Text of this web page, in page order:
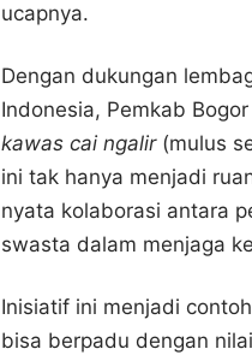
ucapnya.
Dengan dukungan
Indonesia, Pemkab
kawas cai ngalir(mulus
ini tak hanya menjadi
nyata kolaborasi antara
swasta dalam menjaga
Inisiatif ini menjadi
bisa berpadu dengan